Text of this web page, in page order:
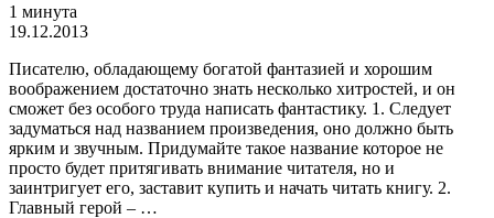
1 минута
19.12.2013
Писателю, обладающему богатой фантазией и хорошим
воображением достаточно знать несколько хитростей, и он
сможет без особого труда написать фантастику. 1. Следует
задуматься над названием произведения, оно должно быть
ярким и звучным. Придумайте такое название которое не
просто будет притягивать внимание читателя, но и
заинтригует его, заставит купить и начать читать книгу. 2.
Главный герой – …